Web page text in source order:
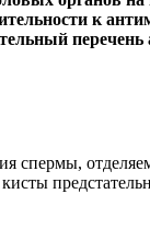
к
перечень
спермы,